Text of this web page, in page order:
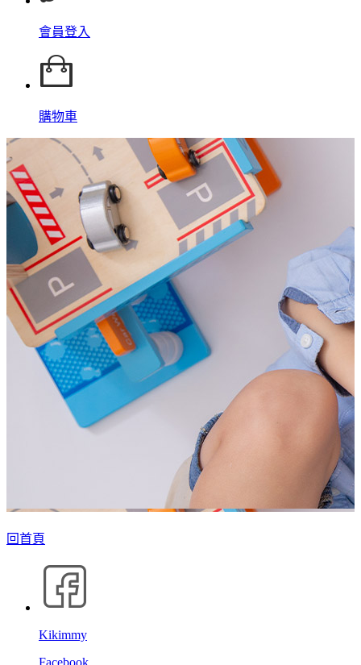
會員登入
購物車
回首頁
Kikimmy
Facebook